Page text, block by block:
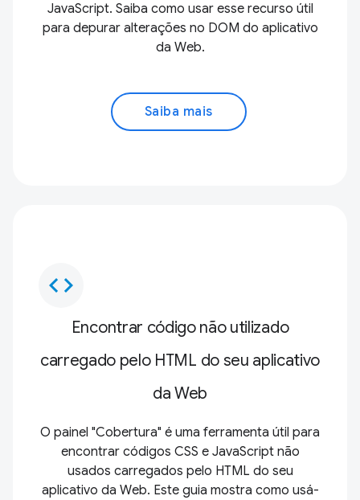
JavaScript. Saiba como usar esse recurso útil
para depurar alterações no DOM do aplicativo
da Web.
Saiba mais
code
Encontrar código não utilizado
carregado pelo HTML do seu aplicativo
da Web
O painel "Cobertura" é uma ferramenta útil para
encontrar códigos CSS e JavaScript não
usados carregados pelo HTML do seu
aplicativo da Web. Este guia mostra como usá-